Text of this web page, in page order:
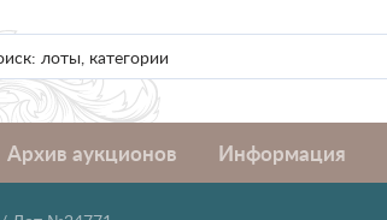
Архив аукционов Информация